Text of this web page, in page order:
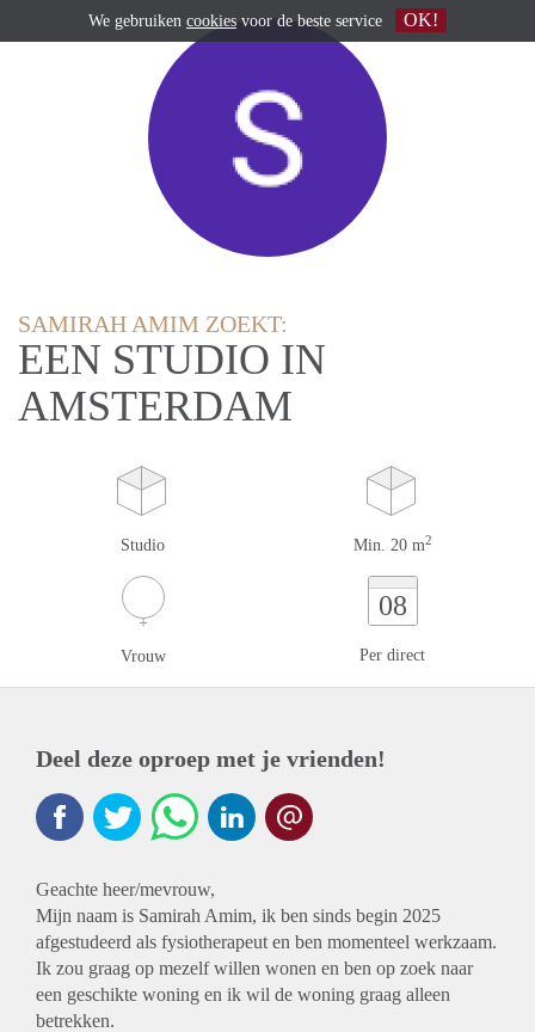
SAMIRAH AMIM ZOEKT:
EEN STUDIO IN
AMSTERDAM
Studio Min. 20 m2
Vrouw
08
Per direct
Deel deze oproep met je vrienden!
Geachte heer/mevrouw,
Mijn naam is Samirah Amim, ik ben sinds begin 2025
afgestudeerd als fysiotherapeut en ben momenteel werkzaam.
Ik zou graag op mezelf willen wonen en ben op zoek naar
een geschikte woning en ik wil de woning graag alleen
betrekken.
We gebruiken cookies voor de beste service OK!